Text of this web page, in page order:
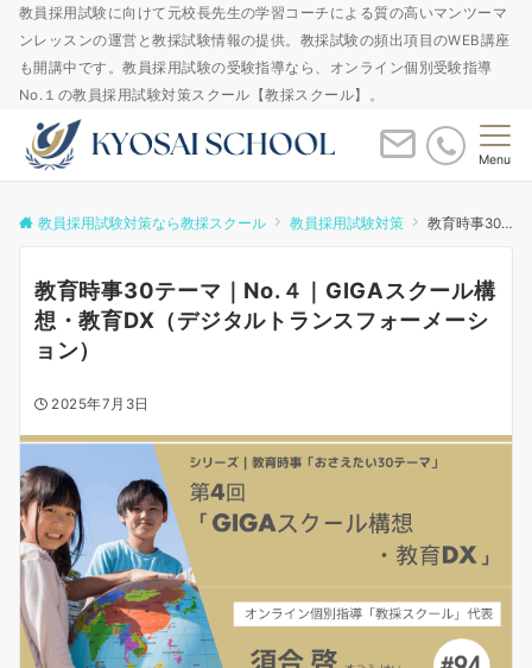
教員採用試験に向けて元校長先生の学習コーチによる質の高いマンツーマ
ンレッスンの運営と教採試験情報の提供。教採試験の頻出項目のWEB講座
も開講中です。教員採用試験の受験指導なら、オンライン個別受験指導
No.１の教員採用試験対策スクール【教採スクール】。
Menu
教員採用試験対策なら教採スクール 教員採用試験対策 教育時事30テーマ｜No.４｜GIGAスクール構想・教育DX（デジタルトランスフォーメーション）
教育時事30テーマ｜No.４｜GIGAスクール構
想・教育DX（デジタルトランスフォーメーシ
ョン）
2025年7月3日